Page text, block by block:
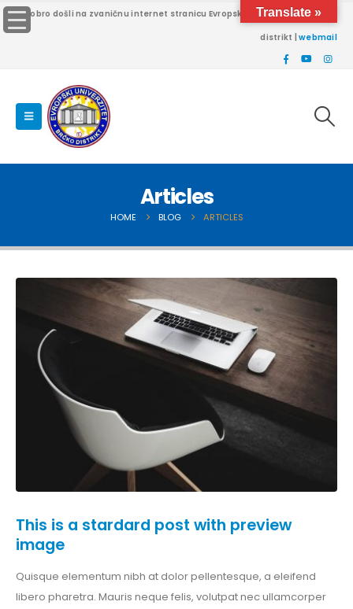
Dobro došli na zvaničnu internet stranicu Evropskog univerziteta Brčko
distrikt |webmail
Articles
HOME BLOG ARTICLES
This is a stardard post with preview
image
Quisque elementum nibh at dolor pellentesque, a eleifend
libero pharetra. Mauris neque felis, volutpat nec ullamcorper
Translate »